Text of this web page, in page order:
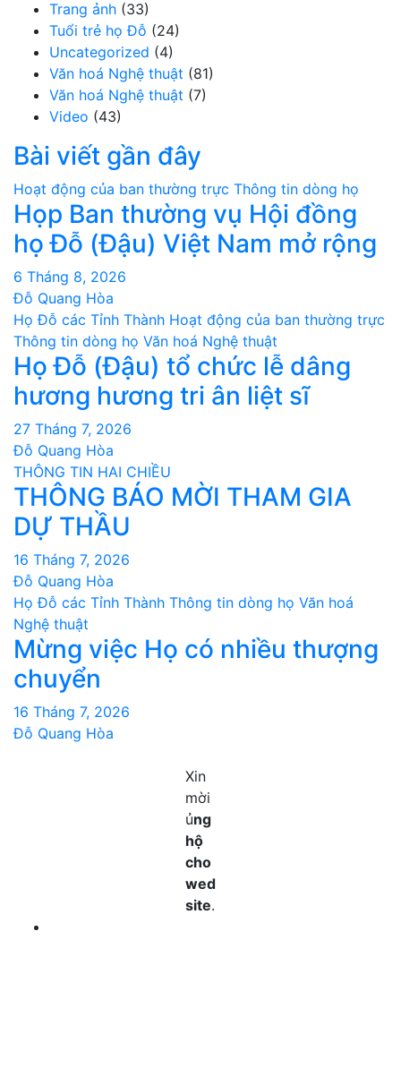
Trang ảnh (33)
Tuổi trẻ họ Đỗ (24)
Uncategorized (4)
Văn hoá Nghệ thuật (81)
Văn hoá Nghệ thuật (7)
Video (43)
Bài viết gần đây
Hoạt động của ban thường trực Thông tin dòng họ
Họp Ban thường vụ Hội đồng
họ Đỗ (Đậu) Việt Nam mở rộng
6 Tháng 8, 2026
Đỗ Quang Hòa
Họ Đỗ các Tỉnh Thành Hoạt động của ban thường trực
Thông tin dòng họ Văn hoá Nghệ thuật
Họ Đỗ (Đậu) tổ chức lễ dâng
hương hương tri ân liệt sĩ
27 Tháng 7, 2026
Đỗ Quang Hòa
THÔNG TIN HAI CHIỀU
THÔNG BÁO MỜI THAM GIA
DỰ THẦU
16 Tháng 7, 2026
Đỗ Quang Hòa
Họ Đỗ các Tỉnh Thành Thông tin dòng họ Văn hoá
Nghệ thuật
Mừng việc Họ có nhiều thượng
chuyển
16 Tháng 7, 2026
Đỗ Quang Hòa
Xin
mời
ủng
hộ
cho
wed
site.